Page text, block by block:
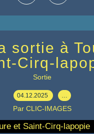
sortie à
Cirq-
Sortie
04.12.2025 …
Par CLIC-IMAGES